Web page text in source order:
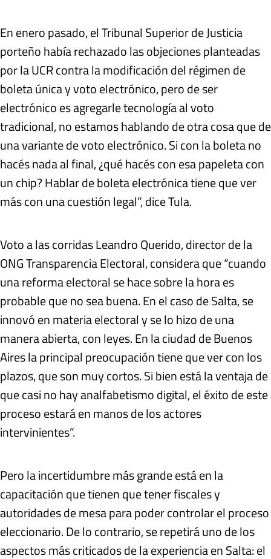
En enero pasado, el Tribunal Superior de Justicia
porteño había rechazado las objeciones planteadas
por la UCR contra la modificación del régimen de
boleta única y voto electrónico, pero de ser
electrónico es agregarle tecnología al voto
tradicional, no estamos hablando de otra cosa que de
una variante de voto electrónico. Si con la boleta no
hacés nada al final, ¿qué hacés con esa papeleta con
un chip? Hablar de boleta electrónica tiene que ver
más con una cuestión legal”, dice Tula.
Voto a las corridas Leandro Querido, director de la
ONG Transparencia Electoral, considera que “cuando
una reforma electoral se hace sobre la hora es
probable que no sea buena. En el caso de Salta, se
innovó en materia electoral y se lo hizo de una
manera abierta, con leyes. En la ciudad de Buenos
Aires la principal preocupación tiene que ver con los
plazos, que son muy cortos. Si bien está la ventaja de
que casi no hay analfabetismo digital, el éxito de este
proceso estará en manos de los actores
intervinientes”.
Pero la incertidumbre más grande está en la
capacitación que tienen que tener fiscales y
autoridades de mesa para poder controlar el proceso
eleccionario. De lo contrario, se repetirá uno de los
aspectos más criticados de la experiencia en Salta: el